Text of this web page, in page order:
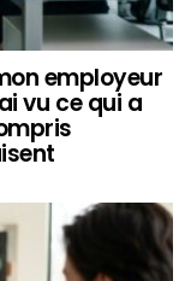
employeur
vu ce qui a